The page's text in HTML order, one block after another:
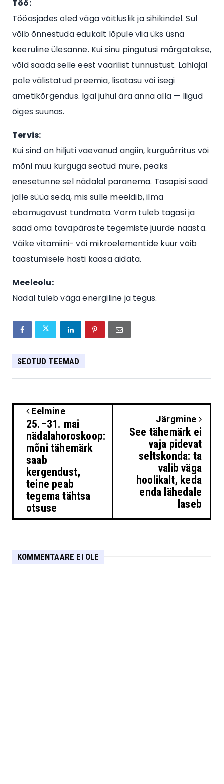
Töö:
Tööasjades oled väga võitluslik ja sihikindel. Sul
võib õnnestuda edukalt lõpule viia üks üsna
keeruline ülesanne. Kui sinu pingutusi märgatakse,
võid saada selle eest väärilist tunnustust. Lähiajal
pole välistatud preemia, lisatasu või isegi
ametikõrgendus. Igal juhul ära anna alla — liigud
õiges suunas.
Tervis:
Kui sind on hiljuti vaevanud angiin, kurguärritus või
mõni muu kurguga seotud mure, peaks
enesetunne sel nädalal paranema. Tasapisi saad
jälle süüa seda, mis sulle meeldib, ilma
ebamugavust tundmata. Vorm tuleb tagasi ja
saad oma tavapäraste tegemiste juurde naasta.
Väike vitamiini- või mikroelementide kuur võib
taastumisele hästi kaasa aidata.
Meeleolu:
Nädal tuleb väga energiline ja tegus.
SEOTUD TEEMAD
Eelmine
25.–31. mai
nädalahoroskoop:
mõni tähemärk
saab
kergendust,
teine peab
tegema tähtsa
otsuse
Järgmine
See tähemärk ei
vaja pidevat
seltskonda: ta
valib väga
hoolikalt, keda
enda lähedale
laseb
KOMMENTAARE EI OLE